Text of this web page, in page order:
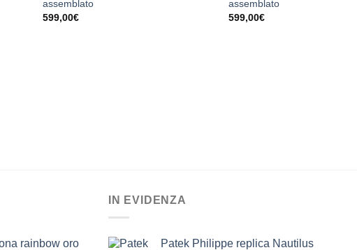
assemblato
599,00€
assemblato
599,00€
rainbow oro
IN EVIDENZA
Patek Philippe replica Nautilus